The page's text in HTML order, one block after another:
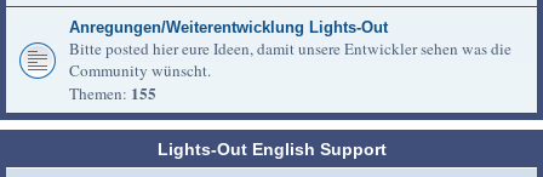
Anregungen/Weiterentwicklung Lights-Out
Bitte posted hier eure Ideen, damit unsere Entwickler sehen was die
Community wünscht.
Themen: 155
Lights-Out English Support